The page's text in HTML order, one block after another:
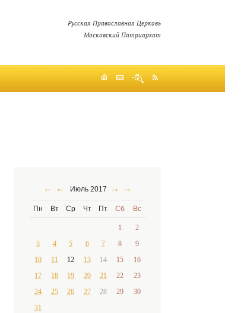
Русская Православная Церковь
Московский Патриархат
← ← Июль 2017 → →
Пн Вт Ср Чт Пт Сб Вс
1
2
3
4 5 6 7 8
9
10
11 12 13 14 15
16
17
18 19 20 21 22
23
24
25 26 27 28 29
30
31